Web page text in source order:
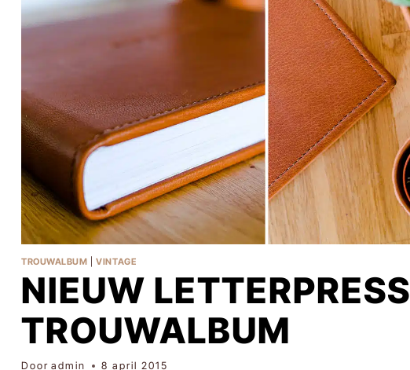
TROUWALBUM |VINTAGE
NIEUW LETTERPRESS
TROUWALBUM
Door admin 8 april 2015